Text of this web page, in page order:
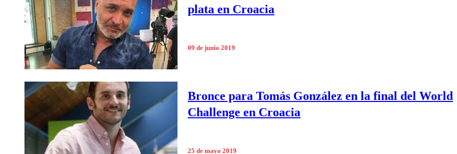
plata en Croacia
09 de junio 2019
Bronce para Tomás González en la final del World
Challenge en Croacia
25 de mayo 2019